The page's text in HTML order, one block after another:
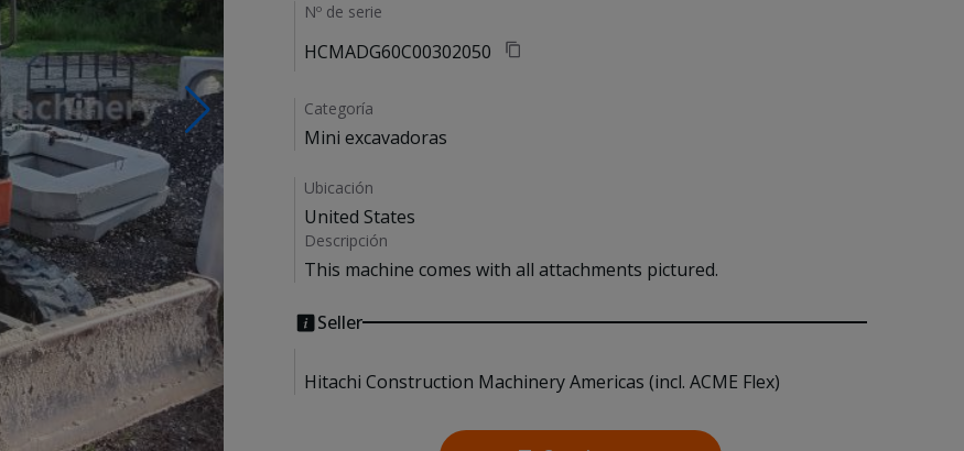
Nº de serie
HCMADG60C00302050
Categoría
Mini excavadoras
Ubicación
United States
Descripción
This machine comes with all attachments pictured.
Seller
Hitachi Construction Machinery Americas (incl. ACME Flex)